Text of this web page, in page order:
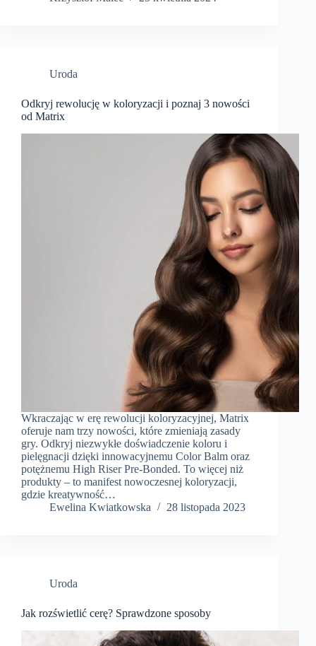
Uroda
Odkryj rewolucję w koloryzacji i poznaj 3 nowości
od Matrix
Wkraczając w erę rewolucji koloryzacyjnej, Matrix
oferuje nam trzy nowości, które zmieniają zasady
gry. Odkryj niezwykłe doświadczenie koloru i
pielęgnacji dzięki innowacyjnemu Color Balm oraz
potężnemu High Riser Pre-Bonded. To więcej niż
produkty – to manifest nowoczesnej koloryzacji,
gdzie kreatywność…
Ewelina Kwiatkowska
28 listopada 2023
Uroda
Jak rozświetlić cerę? Sprawdzone sposoby